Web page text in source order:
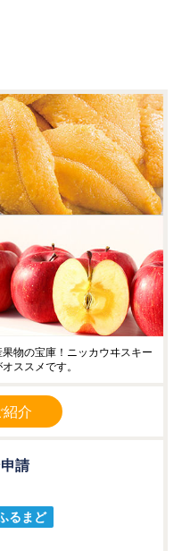
物の宝庫！ニッカウヰスキー
ススメです。
紹介
請
るまど